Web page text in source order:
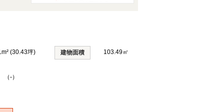
(30.43坪) 建物面積 103.49㎡
-）